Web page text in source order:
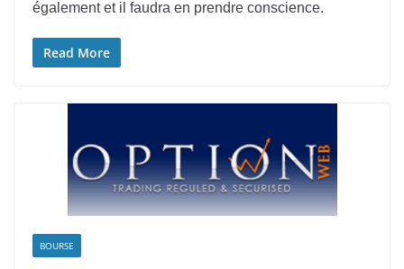
également et il faudra en prendre conscience.
Read More
BOURSE